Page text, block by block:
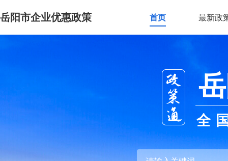
岳阳市企业优惠政策 首页 最新政
全